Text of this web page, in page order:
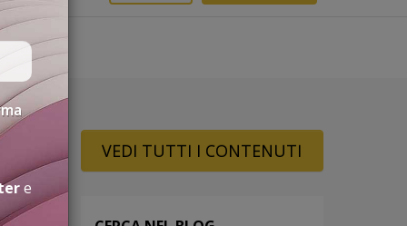
VEDI TUTTI I CONTENUTI
e